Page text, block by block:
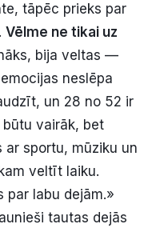
tāpēc prieks par
Vēlme ne tikai uz
bija veltas —
neslēpa
un 28 no 52 ir
būtu vairāk, bet
ar sportu, mūziku un
veltīt laiku.
par labu dejām.»
tautas dejās